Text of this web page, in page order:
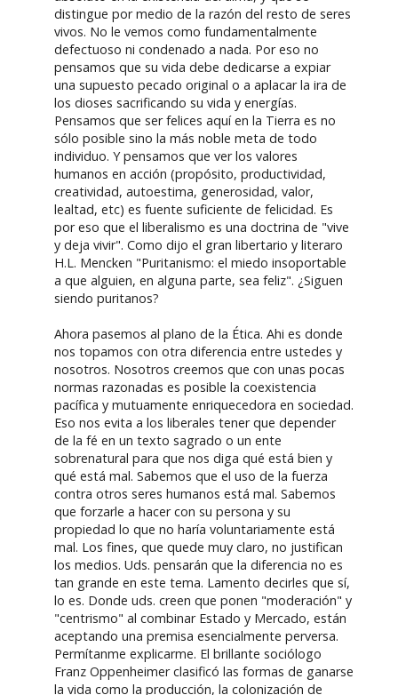
distingue por medio de la razón del resto de seres
vivos. No le vemos como fundamentalmente
defectuoso ni condenado a nada. Por eso no
pensamos que su vida debe dedicarse a expiar
una supuesto pecado original o a aplacar la ira de
los dioses sacrificando su vida y energías.
Pensamos que ser felices aquí en la Tierra es no
sólo posible sino la más noble meta de todo
individuo. Y pensamos que ver los valores
humanos en acción (propósito, productividad,
creatividad, autoestima, generosidad, valor,
lealtad, etc) es fuente suficiente de felicidad. Es
por eso que el liberalismo es una doctrina de "vive
y deja vivir". Como dijo el gran libertario y literaro
H.L. Mencken "Puritanismo: el miedo insoportable
a que alguien, en alguna parte, sea feliz". ¿Siguen
siendo puritanos?
Ahora pasemos al plano de la Ética. Ahi es donde
nos topamos con otra diferencia entre ustedes y
nosotros. Nosotros creemos que con unas pocas
normas razonadas es posible la coexistencia
pacífica y mutuamente enriquecedora en sociedad.
Eso nos evita a los liberales tener que depender
de la fé en un texto sagrado o un ente
sobrenatural para que nos diga qué está bien y
qué está mal. Sabemos que el uso de la fuerza
contra otros seres humanos está mal. Sabemos
que forzarle a hacer con su persona y su
propiedad lo que no haría voluntariamente está
mal. Los fines, que quede muy claro, no justifican
los medios. Uds. pensarán que la diferencia no es
tan grande en este tema. Lamento decirles que sí,
lo es. Donde uds. creen que ponen "moderación" y
"centrismo" al combinar Estado y Mercado, están
aceptando una premisa esencialmente perversa.
Permítanme explicarme. El brillante sociólogo
Franz Oppenheimer clasificó las formas de ganarse
la vida como la producción, la colonización de